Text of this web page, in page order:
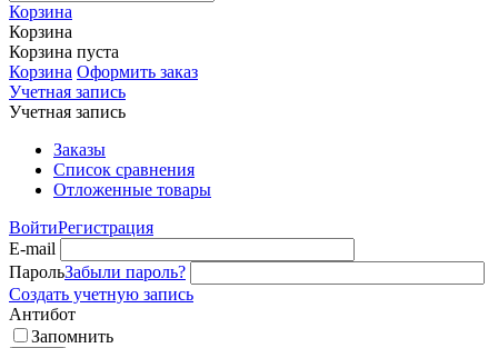
Корзина
Корзина
Корзина пуста
Корзина Оформить заказ
Учетная запись
Учетная запись
Заказы
Список сравнения
Отложенные товары
ВойтиРегистрация
E-mail
ПарольЗабыли пароль?
Создать учетную запись
Антибот
Запомнить